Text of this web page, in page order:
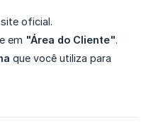
oficial.
em "Área do Cliente".
que você utiliza para